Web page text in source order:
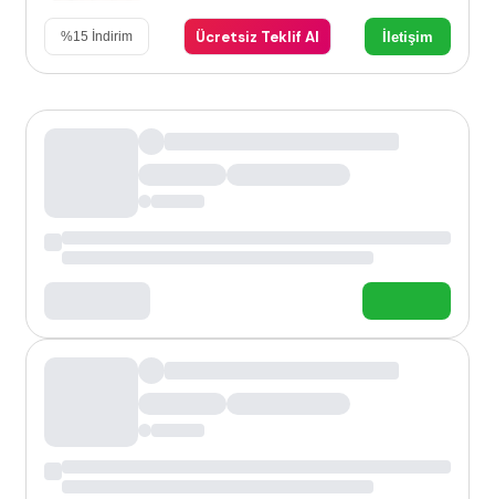
%15 İndirim Ücretsiz Teklif Al İletişim